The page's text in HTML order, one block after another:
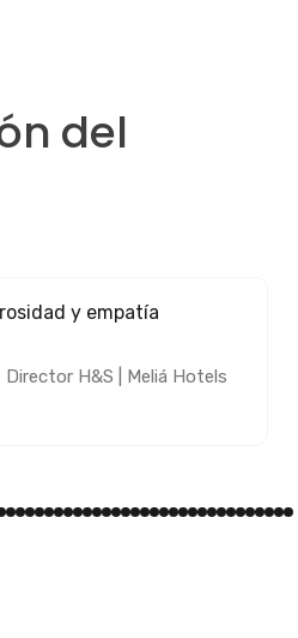
del
mucho para encaminar
!!